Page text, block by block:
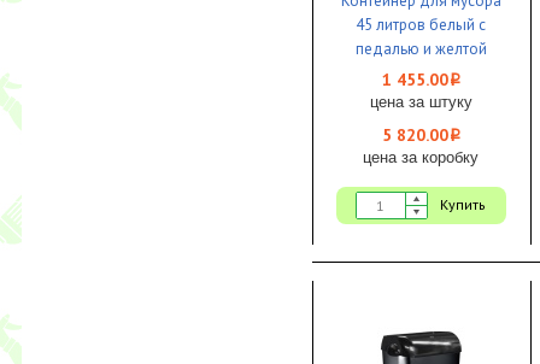
45 литров белый с
педалью и желтой
крышкой 1/4 Bayersan
1 455.00i
цена за штуку
5 820.00i
цена за коробку
Купить